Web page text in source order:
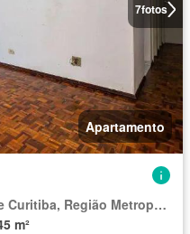
7fotos
Apartamento
Região Geográfica Imediata de Curitiba, Região Metropolitana de Curitiba
m²